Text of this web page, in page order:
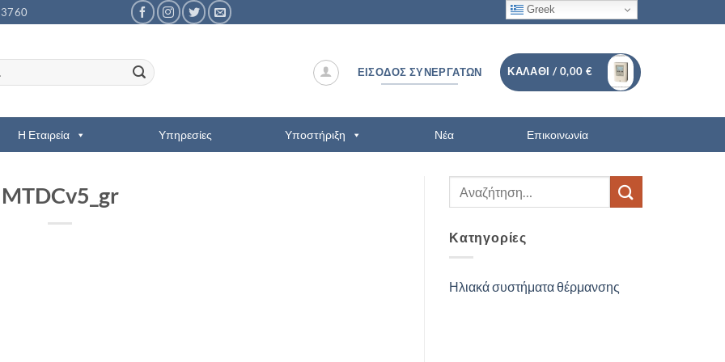
ΕΊΣΟΔΟΣ ΣΥΝΕΡΓΑΤΏΝ ΚΑΛΆΘΙ / 0,00 €
Η Εταιρεία Υπηρεσίες Υποστήριξη Νέα Επικοινωνία
MTDCv5_gr
Κατηγορίες
Ηλιακά συστήματα θέρμανσης
Greek